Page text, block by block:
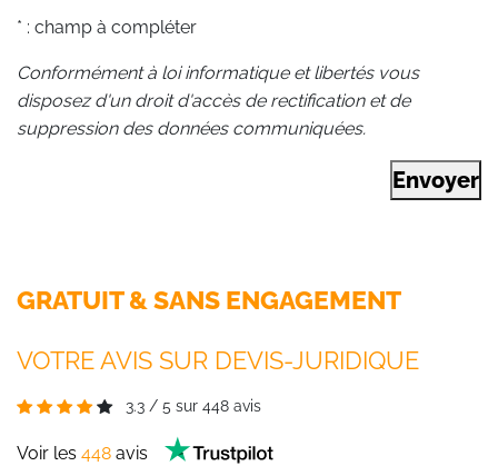
* : champ à compléter
Conformément à loi informatique et libertés vous
disposez d'un droit d'accès de rectification et de
suppression des données communiquées.
Envoyer
GRATUIT & SANS ENGAGEMENT
VOTRE AVIS SUR DEVIS-JURIDIQUE
3.3 / 5 sur 448 avis
Voir les 448 avis